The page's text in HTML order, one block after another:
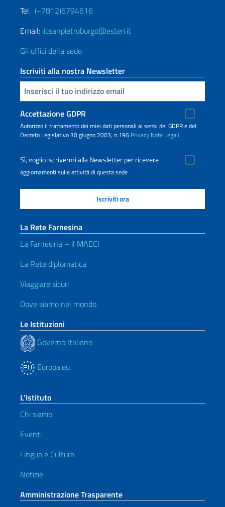
Tel. (+7812)6794616
Email: iicsanpietroburgo@esteri.it
Gli uffici della sede
Iscriviti alla nostra Newsletter
Inserisci la tua email
Accettazione GDPR
Autorizzo il trattamento dei miei dati personali ai sensi del GDPR e del
Decreto Legislativo 30 giugno 2003, n.196 Privacy Note Legali
Sì, voglio iscrivermi alla Newsletter per ricevere
aggiornamenti sulle attività di questa sede
La Rete Farnesina
La Farnesina – il MAECI
La Rete diplomatica
Viaggiare sicuri
Dove siamo nel mondo
Le Istituzioni
Governo Italiano
Europa.eu
L’Istituto
Chi siamo
Eventi
Lingua e Cultura
Notizie
Amministrazione Trasparente